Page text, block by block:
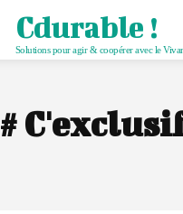
Cdurable !
Solutions pour agir & coopérer avec le
#